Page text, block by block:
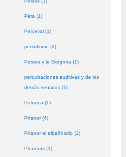
Péra (1)
Perceval (1)
periodismo (2)
Perseo y la Gorgona (1)
perturbaciones auditivas y de los
demás sentidos (1)
Petrarca (1)
Phanor (4)
Phanor el albañil sirio (1)
Pharouïs (1)